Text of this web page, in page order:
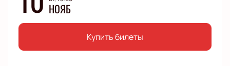
НОЯБ
Купить билеты